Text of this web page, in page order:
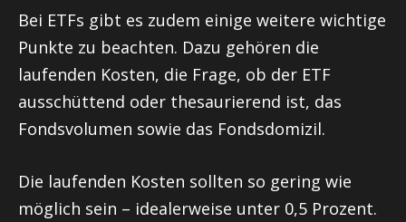
Bei ETFs gibt es zudem einige weitere wichtige
Punkte zu beachten. Dazu gehören die
laufenden Kosten, die Frage, ob der ETF
ausschüttend oder thesaurierend ist, das
Fondsvolumen sowie das Fondsdomizil.
Die laufenden Kosten sollten so gering wie
möglich sein – idealerweise unter 0,5 Prozent.